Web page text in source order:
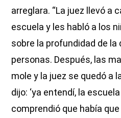
arreglara. “La juez llevó a
escuela y les habló a los
sobre la profundidad de la
personas. Después, las
mole y la juez se quedó a
dijo: ‘ya entendí, la
comprendió que había